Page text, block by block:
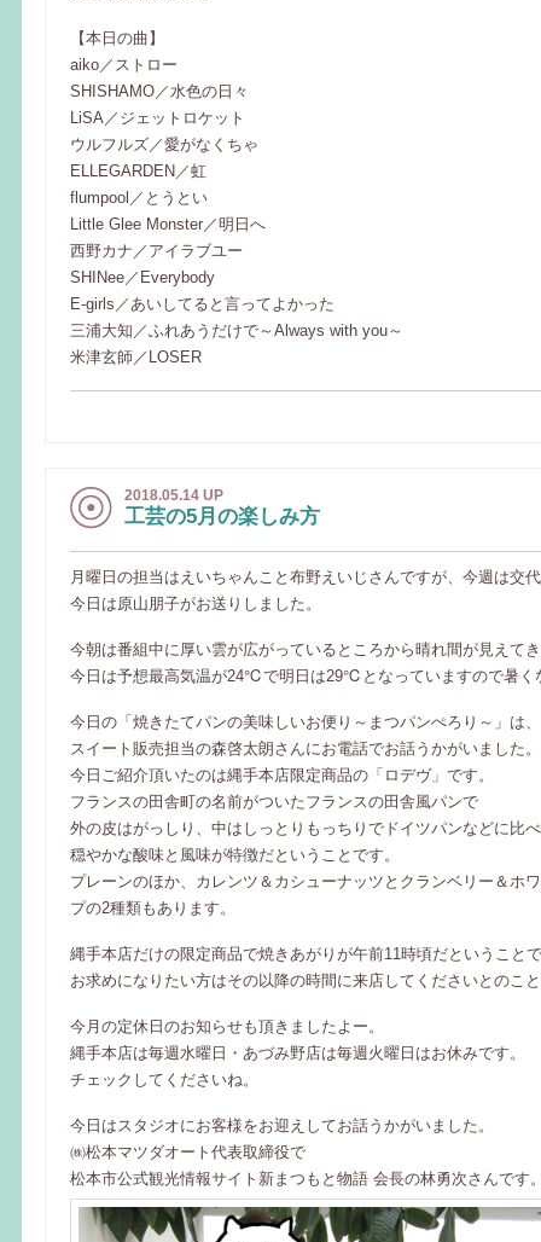
【本日の曲】
aiko／ストロー
SHISHAMO／水色の日々
LiSA／ジェットロケット
ウルフルズ／愛がなくちゃ
ELLEGARDEN／虹
flumpool／とうとい
Little Glee Monster／明日へ
西野カナ／アイラブユー
SHINee／Everybody
E-girls／あいしてると言ってよかった
三浦大知／ふれあうだけで～Always with you～
米津玄師／LOSER
2018.05.14 UP
工芸の5月の楽しみ方
月曜日の担当はえいちゃんこと布野えいじさんですが、今週は交
今日は原山朋子がお送りしました。
今朝は番組中に厚い雲が広がっているところから晴れ間が見えて
今日は予想最高気温が24℃で明日は29℃となっていますので暑く
今日の「焼きたてパンの美味しいお便り～まつパンぺろり～」は、
スイート販売担当の森啓太朗さんにお電話でお話うかがいました。
今日ご紹介頂いたのは縄手本店限定商品の「ロデヴ」です。
フランスの田舎町の名前がついたフランスの田舎風パンで
外の皮はがっしり、中はしっとりもっちりでドイツパンなどに比
穏やかな酸味と風味が特徴だということです。
プレーンのほか、カレンツ＆カシューナッツとクランベリー＆ホ
プの2種類もあります。
縄手本店だけの限定商品で焼きあがりが午前11時頃だということ
お求めになりたい方はその以降の時間に来店してくださいとのこ
今月の定休日のお知らせも頂きましたよー。
縄手本店は毎週水曜日・あづみ野店は毎週火曜日はお休みです。
チェックしてくださいね。
今日はスタジオにお客様をお迎えしてお話うかがいました。
㈱松本マツダオート代表取締役で
松本市公式観光情報サイト新まつもと物語 会長の林勇次さんです